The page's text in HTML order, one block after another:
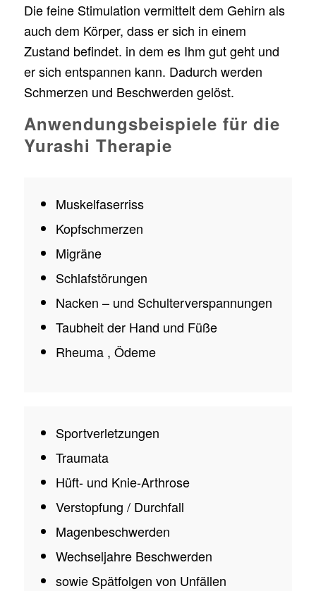
Die feine Stimulation vermittelt dem Gehirn als
auch dem Körper, dass er sich in einem
Zustand befindet. in dem es Ihm gut geht und
er sich entspannen kann. Dadurch werden
Schmerzen und Beschwerden gelöst.
Anwendungsbeispiele für die
Yurashi Therapie
Muskelfaserriss
Kopfschmerzen
Migräne
Schlafstörungen
Nacken – und Schulterverspannungen
Taubheit der Hand und Füße
Rheuma , Ödeme
Sportverletzungen
Traumata
Hüft- und Knie-Arthrose
Verstopfung / Durchfall
Magenbeschwerden
Wechseljahre Beschwerden
sowie Spätfolgen von Unfällen